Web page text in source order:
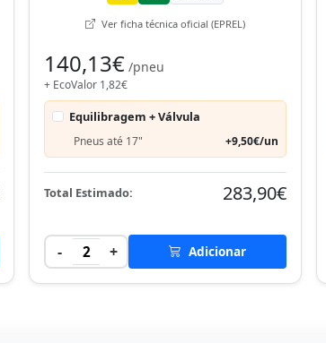
Ver ficha técnica oficial (EPREL)
140,13€ /pneu
+ EcoValor 1,82€
Equilibragem + Válvula
Pneus até 17" +9,50€/un
Total Estimado: 283,90€
- 2 + Adicionar